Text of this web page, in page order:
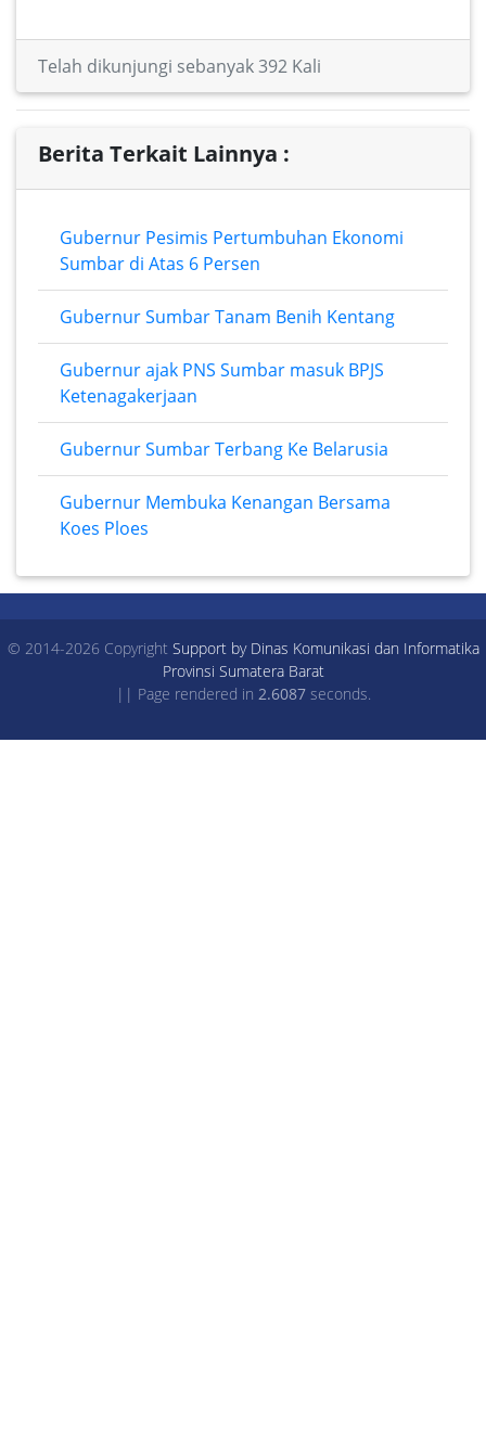
Telah dikunjungi sebanyak 392 Kali
Berita Terkait Lainnya :
Gubernur Pesimis Pertumbuhan Ekonomi
Sumbar di Atas 6 Persen
Gubernur Sumbar Tanam Benih Kentang
Gubernur ajak PNS Sumbar masuk BPJS
Ketenagakerjaan
Gubernur Sumbar Terbang Ke Belarusia
Gubernur Membuka Kenangan Bersama
Koes Ploes
© 2014-2026 Copyright Support by Dinas Komunikasi dan Informatika
Provinsi Sumatera Barat
|| Page rendered in 2.6087seconds.